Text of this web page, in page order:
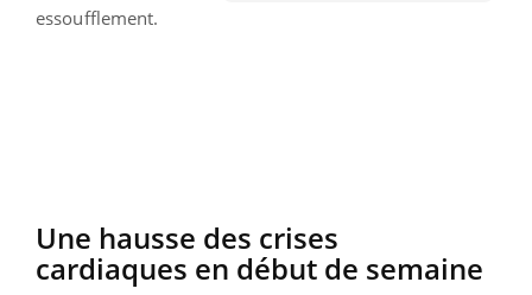
essoufflement.
Une hausse des crises
cardiaques en début de semaine